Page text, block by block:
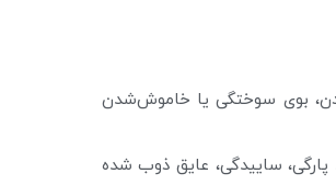
بوی سوختگی یا خاموش‌شدن
ساییدگی، عایق ذوب شده